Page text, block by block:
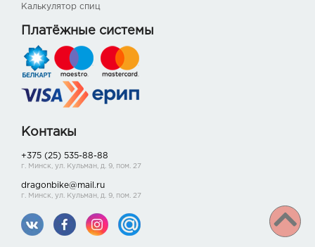
Калькулятор спиц
Платёжные системы
Контакы
+375 (25) 535-88-88
г. Минск, ул. Кульман, д. 9, пом. 27
dragonbike@mail.ru
г. Минск, ул. Кульман, д. 9, пом. 27